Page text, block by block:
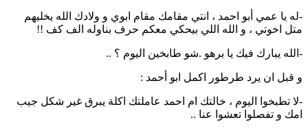
-له يا عمي أبو احمد ، انتي مقامك مقام ابوي و ولادك الله يخليهم
متل اخوتي ، و الله اللي بيحكي معكم حرف بناوله الف كف !!
-الله يبارك فيك يا برهو .شو طابخين اليوم ؟ ..
و قبل ان يرد طرطور اكمل ابو أحمد :
-لا تطبخوا اليوم ، خالتك ام احمد عاملتك اكلة يبرق غير شكل جيب
امك و تفصلوا تعشوا عنا ..